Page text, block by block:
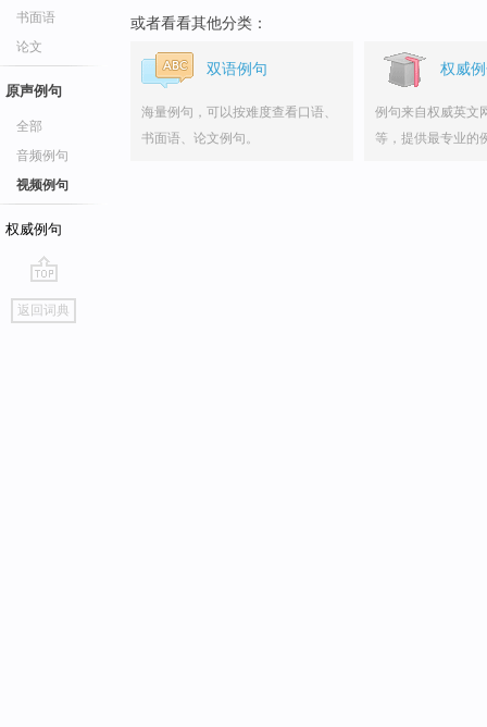
书面语
论文
原声例句
全部
音频例句
视频例句
权威例句
go
top
返回词典
或者看看其他分类：
双语例句
海量例句，可以按难度查看口语、
书面语、论文例句。
权威
例句来自权威英文
等，提供最专业的